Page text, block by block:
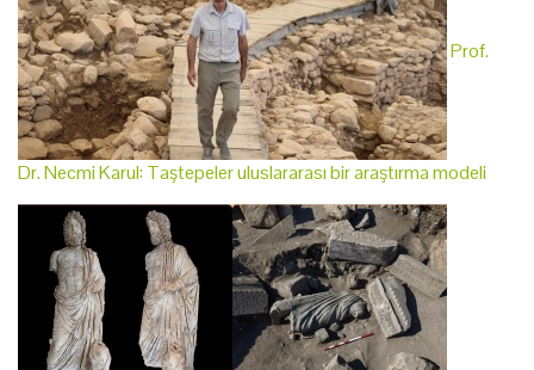
Prof.
Dr. Necmi Karul: Taştepeler uluslararası bir araştırma modeli